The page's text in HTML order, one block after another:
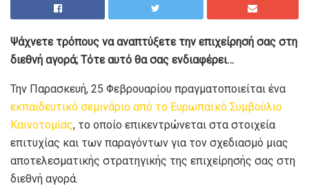
Ψάχνετε τρόπους να αναπτύξετε την επιχείρησή σας στη
διεθνή αγορά; Τότε αυτό θα σας ενδιαφέρει…
Την Παρασκευή, 25 Φεβρουαρίου πραγματοποιείται ένα
εκπαιδευτικό σεμινάριο από το Ευρωπαϊκό Συμβούλιο
Καινοτομίας, το οποίο επικεντρώνεται στα στοιχεία
επιτυχίας και των παραγόντων για τον σχεδιασμό μιας
αποτελεσματικής στρατηγικής της επιχείρησής σας στη
διεθνή αγορά.